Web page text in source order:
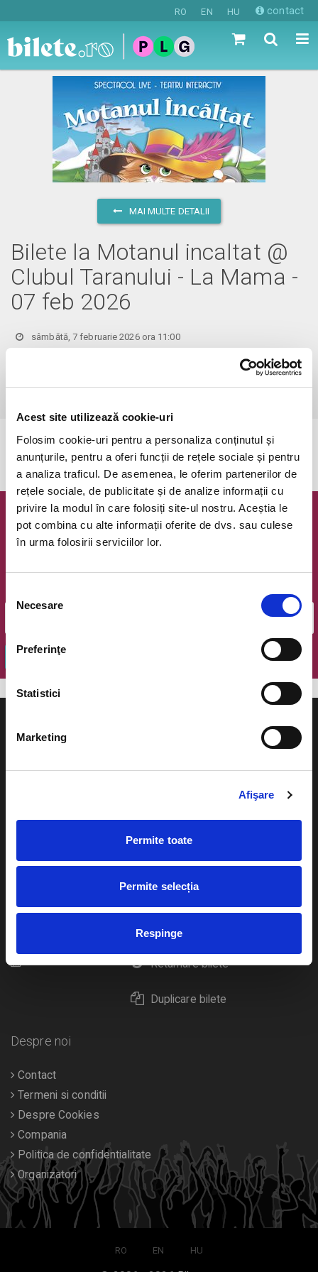
Acest site utilizează cookie-uri
Folosim cookie-uri pentru a personaliza conținutul și
anunțurile, pentru a oferi funcții de rețele sociale și pentru
a analiza traficul. De asemenea, le oferim partenerilor de
rețele sociale, de publicitate și de analize informații cu
privire la modul în care folosiți site-ul nostru. Aceștia le
pot combina cu alte informații oferite de dvs. sau culese
în urma folosirii serviciilor lor.
consimțământului
Necesare
Preferinţe
Statistici
Marketing
Afişare
Permite toate
Permite selecția
Respinge
RO EN HU contact
MAI MULTE DETALII
Bilete la Motanul incaltat @
Clubul Taranului - La Mama -
07 feb 2026
sâmbătă, 7 februarie 2026 ora 11:00
Evenimentul a expirat.
Newsletter @ Bilete.ro
OK
Cum comand bilete?
eBilet printat acasa
Livrare prin curier
Returnare bilete
Duplicare bilete
Cultura
Calendar
Despre noi
Contact
Termeni si conditii
Despre Cookies
Compania
Politica de confidentialitate
Organizatori
RO EN HU